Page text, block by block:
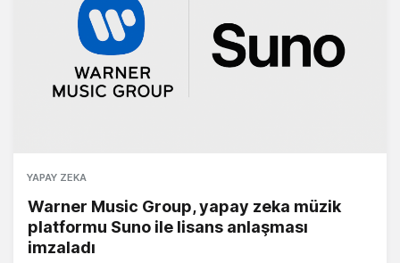
YAPAY ZEKA
Warner Music Group, yapay zeka müzik
platformu Suno ile lisans anlaşması
imzaladı